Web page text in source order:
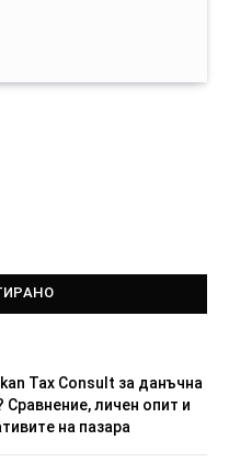
Tax Consult за данъчна
личен опит и
на пазара